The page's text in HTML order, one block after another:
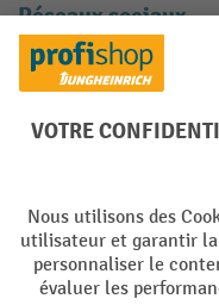
Réseaux sociaux
Facebook
YouTube
LinkedInInstagram